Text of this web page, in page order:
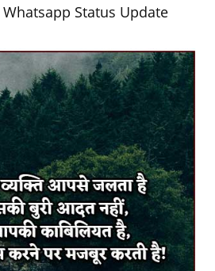
Status Update